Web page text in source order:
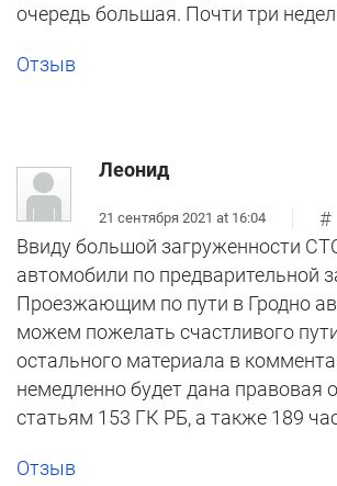
очередь большая. Почти три
Отзыв
Леонид
21 сентября 2021 at 16:04
#
Ввиду большой загруженности
автомобили по предварительной
Проезжающим по пути в Гродно
можем пожелать счастливого
остального материала в
немедленно будет дана правовая
статьям 153 ГК РБ, а также 189
Отзыв